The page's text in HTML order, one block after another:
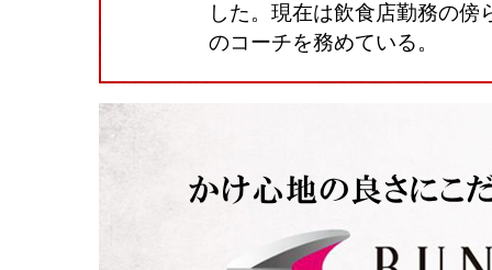
した。現在は飲食店勤務の
のコーチを務めている。